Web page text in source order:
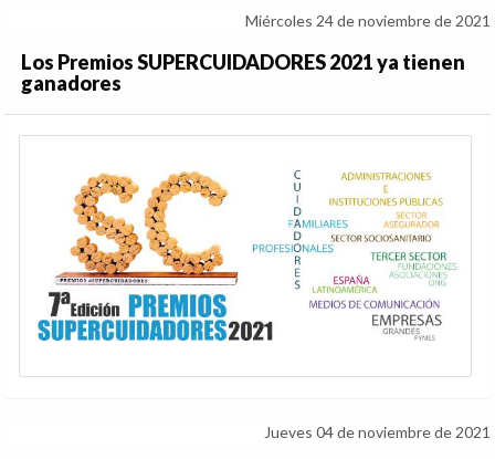
Miércoles 24 de noviembre de 2021
Los Premios SUPERCUIDADORES 2021 ya tienen
ganadores
Jueves 04 de noviembre de 2021